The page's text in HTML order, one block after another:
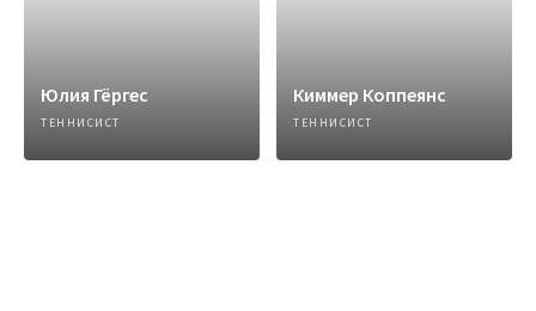
Юлия Гёргес
ТЕННИСИСТ
Киммер Коппеянс
ТЕННИСИСТ